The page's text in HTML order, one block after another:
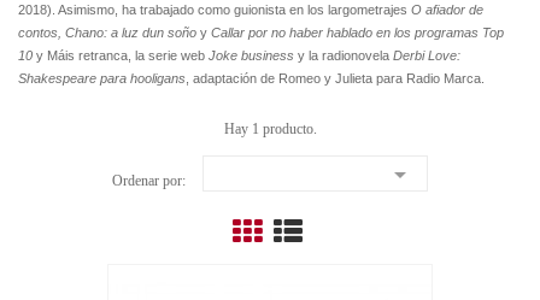
2018). Asimismo, ha trabajado como guionista en los largometrajes O afiador de
contos, Chano: a luz dun soño y Callar por no haber hablado en los programas Top
10 y Máis retranca, la serie web Joke business y la radionovela Derbi Love:
Shakespeare para hooligans , adaptación de Romeo y Julieta para Radio Marca.
Hay 1 producto.
Ordenar por: 